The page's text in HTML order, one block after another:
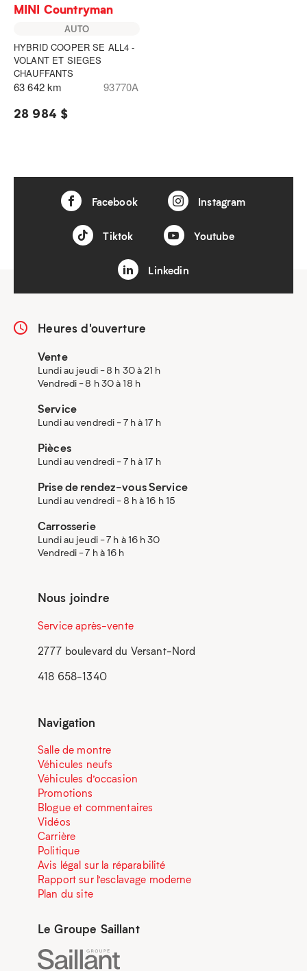
MINI Countryman
AUTO
HYBRID COOPER SE ALL4 -
VOLANT ET SIEGES
CHAUFFANTS
63 642 km 93770A
28 984 $
Facebook Instagram
Tiktok Youtube
Linkedin
Heures d'ouverture
Vente
Lundi au jeudi - 8 h 30 à 21 h
Vendredi - 8 h 30 à 18 h
Service
Lundi au vendredi - 7 h à 17 h
Pièces
Lundi au vendredi - 7 h à 17 h
Prise de rendez-vous Service
Lundi au vendredi - 8 h à 16 h 15
Carrosserie
Lundi au jeudi - 7 h à 16 h 30
Vendredi - 7 h à 16 h
Nous joindre
Service après-vente
2777 boulevard du Versant-Nord
418 658-1340
Navigation
Salle de montre
Véhicules neufs
Véhicules d’occasion
Promotions
Blogue et commentaires
Vidéos
Carrière
Politique
Avis légal sur la réparabilité
Rapport sur l’esclavage moderne
Plan du site
Le Groupe Saillant